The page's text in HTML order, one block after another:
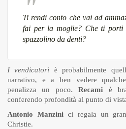
Ti rendi conto che vai ad
fai per la moglie? Che ti
spazzolino da denti?
I vendicatori è probabilmente
narrativo, e a ben vedere
penalizza un poco.Recami è
conferendo profondità al punto di
Antonio Manzinici regala un
Christie.